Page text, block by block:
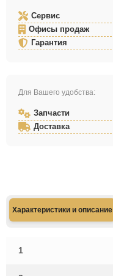
Сервис
Офисы продаж
Гарантия
Для Вашего удобства:
Запчасти
Доставка
Характеристики и описание
1